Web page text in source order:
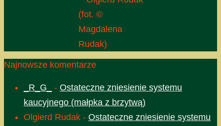
(fot. ©
Magdalena
Rudak)
Najnowsze komentarze
_R_G_ - Ostateczne zniesienie systemu
kaucyjnego (małpka z brzytwą)
Olgierd Rudak - Ostateczne zniesienie systemu